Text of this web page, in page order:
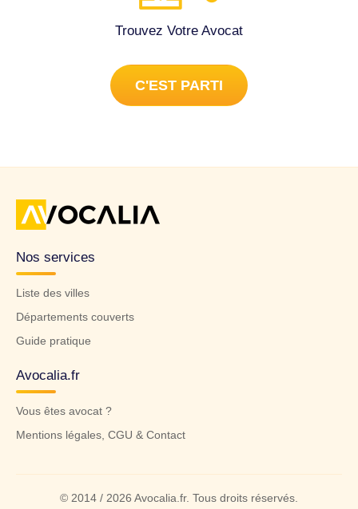
Trouvez Votre Avocat
C'EST PARTI
Nos services
Liste des villes
Départements couverts
Guide pratique
Avocalia.fr
Vous êtes avocat ?
Mentions légales, CGU & Contact
© 2014 / 2026 Avocalia.fr. Tous droits réservés.